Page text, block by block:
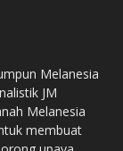
Melanesia
JM
Melanesia
membuat